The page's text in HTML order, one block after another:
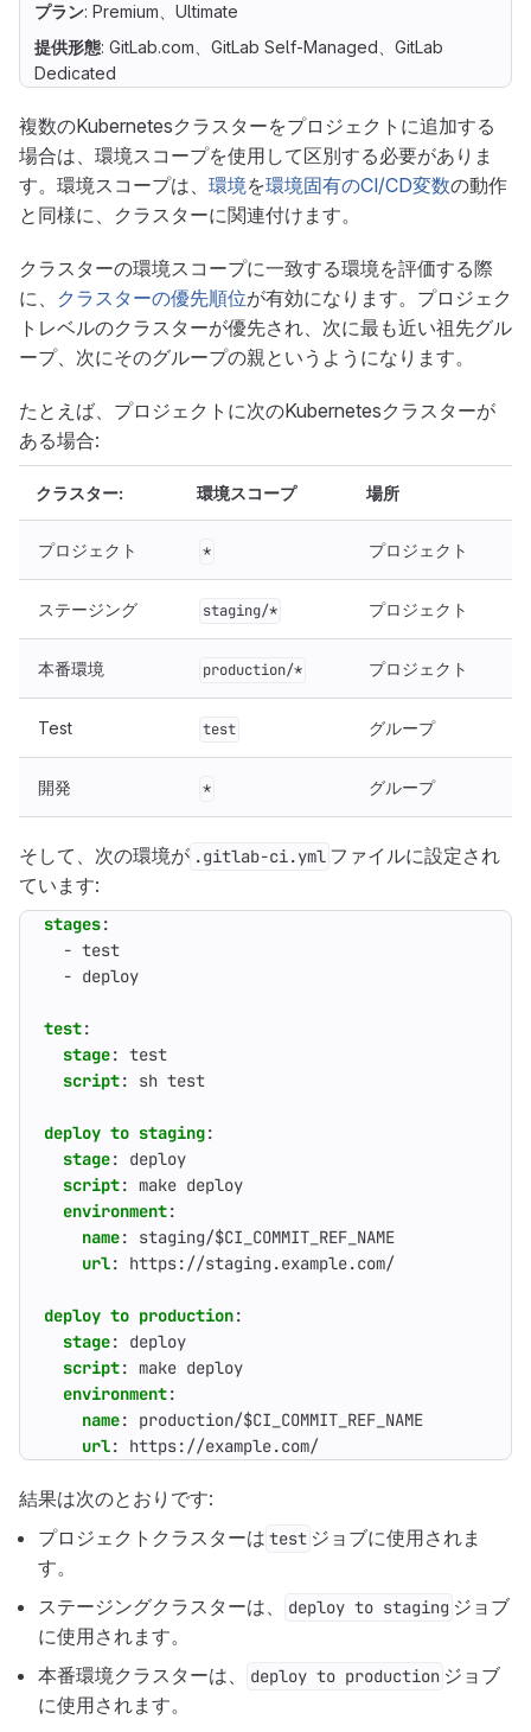
プラン: Premium、Ultimate
提供形態: GitLab.com、GitLab Self-Managed、GitLab
Dedicated
複数のKubernetesクラスターをプロジェクトに追加する
場合は、環境スコープを使用して区別する必要がありま
す。環境スコープは、 環境を環境固有のCI/CD変数の動作
と同様に、クラスターに関連付けます。
クラスターの環境スコープに一致する環境を評価する際
に、 クラスターの優先順位が有効になります。プロジェク
トレベルのクラスターが優先され、次に最も近い祖先グル
ープ、次にそのグループの親というようになります。
たとえば、プロジェクトに次のKubernetesクラスターが
ある場合:
クラスター: 環境スコープ 場所
プロジェクト * プロジェクト
ステージング staging/* プロジェクト
本番環境 production/* プロジェクト
Test test グループ
開発 * グループ
そして、次の環境が .gitlab-ci.yml ファイルに設定され
ています:
stages:
- test
- deploy
test:
stage: test
script: sh test
deploy to staging:
stage:
deploy
script: make deploy
environment:
name:
staging/$CI_COMMIT_REF_NAME
url: https://staging.example.com/
deploy to production:
stage:
deploy
script: make deploy
environment:
name:
production/$CI_COMMIT_REF_NAME
url: https://example.com/
結果は次のとおりです:
プロジェクトクラスターは test ジョブに使用されま
す。
ステージングクラスターは、
deploy to staging ジョブ
に使用されます。
本番環境クラスターは、
deploy to production ジョブ
に使用されます。